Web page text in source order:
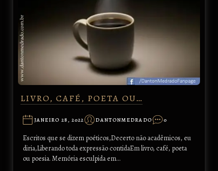
LIVRO, CAFÉ, POETA OU…
JANEIRO 28, 2022 DANTONMEDRADO 0
Escritos que se dizem poéticos,Decerto não acadêmicos, eu
diria,Liberando toda expressão contidaEm livro, café, poeta
ou poesia. Memória esculpida em…